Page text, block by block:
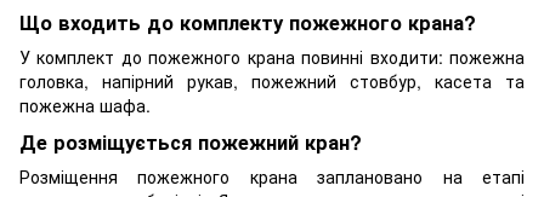
Що входить до комплекту пожежного крана?
У комплект до пожежного крана повинні входити: пожежна
головка, напірний рукав, пожежний стовбур, касета та
пожежна шафа.
Де розміщується пожежний кран?
Розміщення пожежного крана заплановано на етапі